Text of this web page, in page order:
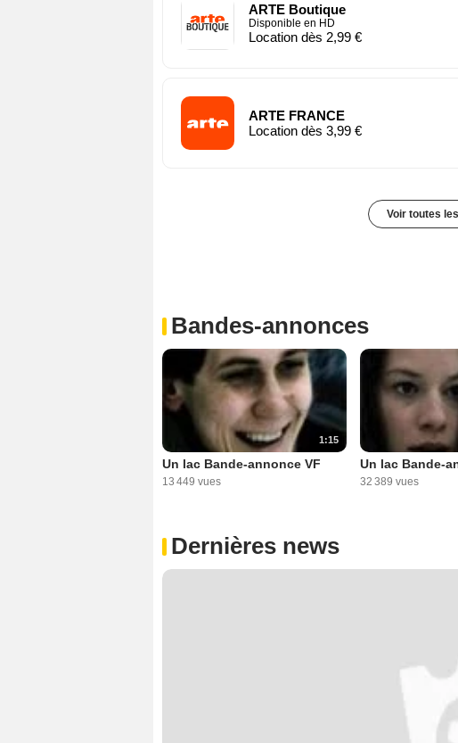
ARTE Boutique
Disponible en HD
Location dès 2,99 €
ARTE FRANCE
Location dès 3,99 €
Voir toutes
Bandes-annonces
1:15
Un lac Bande-annonce VF
13 449 vues
Un lac Bande-
32 389 vues
Dernières news